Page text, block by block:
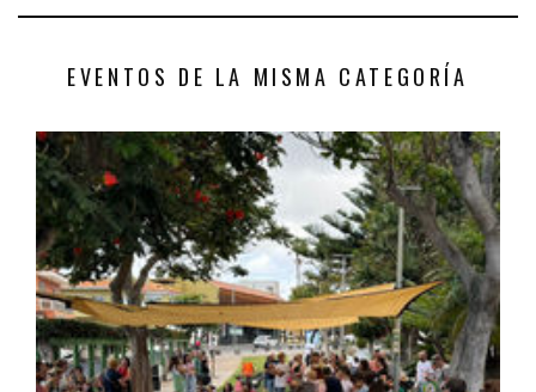
EVENTOS DE LA MISMA CATEGORÍA